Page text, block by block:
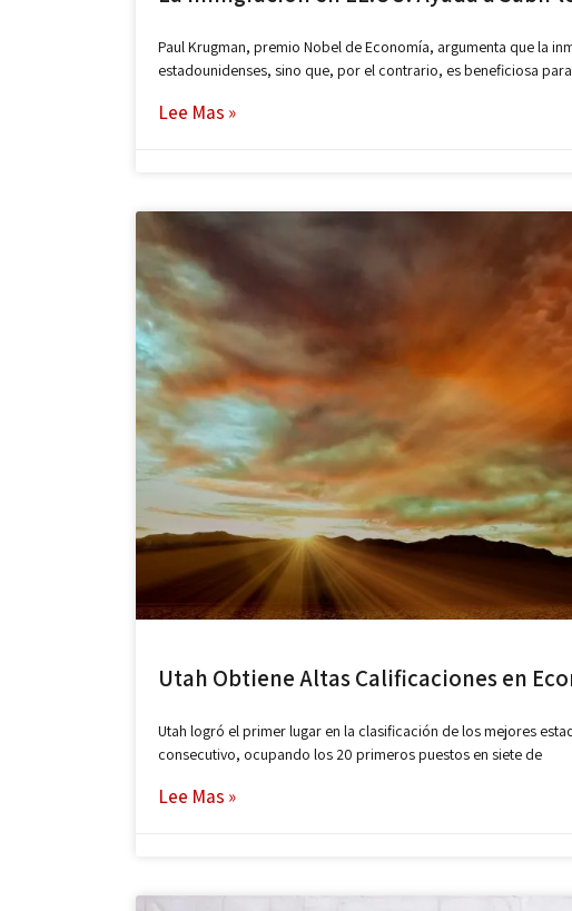
Paul Krugman, premio Nobel de Economía, argumenta que la
estadounidenses, sino que, por el contrario, es beneficiosa
Lee Mas »
Utah Obtiene Altas Calificaciones en
Utah logró el primer lugar en la clasificación de los mejores
consecutivo, ocupando los 20 primeros puestos en siete de
Lee Mas »